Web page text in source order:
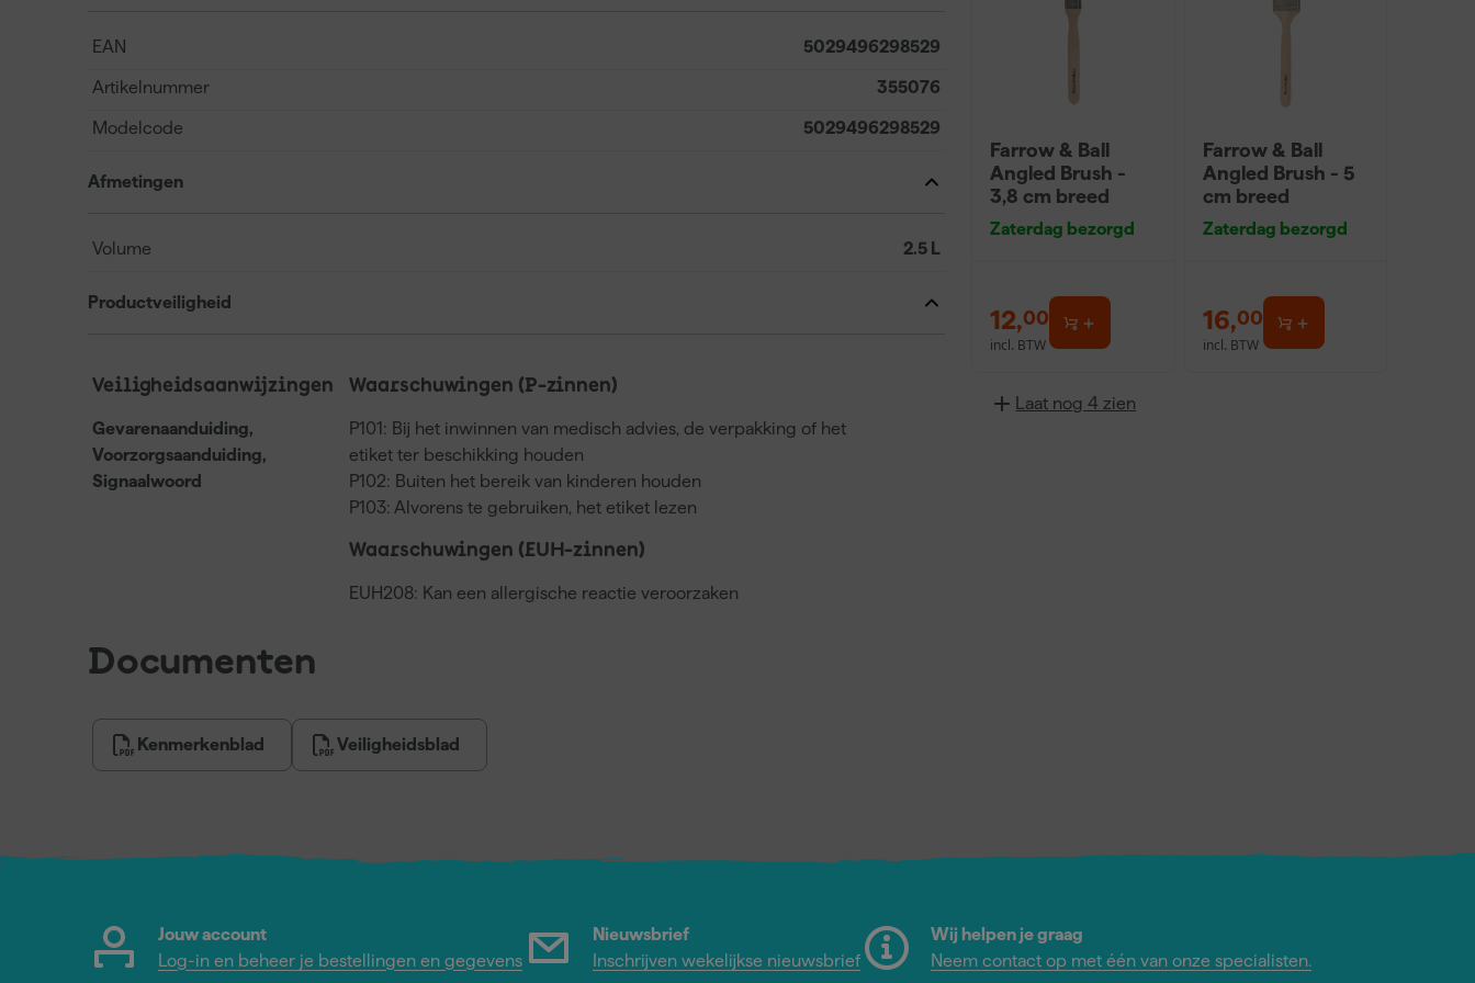
EAN 5029496298529
Artikelnummer 355076
Modelcode 5029496298529
Afmetingen
Volume 2.5 L
Productveiligheid
Veiligheidsaanwijzingen
Gevarenaanduiding,
Voorzorgsaanduiding,
Signaalwoord
Waarschuwingen (P-zinnen)
P101: Bij het inwinnen van medisch advies, de verpakking of het
etiket ter beschikking houden
P102: Buiten het bereik van kinderen houden
P103: Alvorens te gebruiken, het etiket lezen
Waarschuwingen (EUH-zinnen)
EUH208: Kan een allergische reactie veroorzaken
Documenten
Kenmerkenblad Veiligheidsblad
Farrow & Ball
Angled Brush -
3,8 cm breed
Zaterdag bezorgd
12,00
incl. BTW
Farrow & Ball
Angled Brush - 5
cm breed
Zaterdag bezorgd
16,00
incl. BTW
Laat nog 4 zien
Jouw account
Log-in en beheer je bestellingen en gegevens
Nieuwsbrief
Inschrijven wekelijkse nieuwsbrief
Wij helpen je graag
Neem contact op met één van onze specialisten.